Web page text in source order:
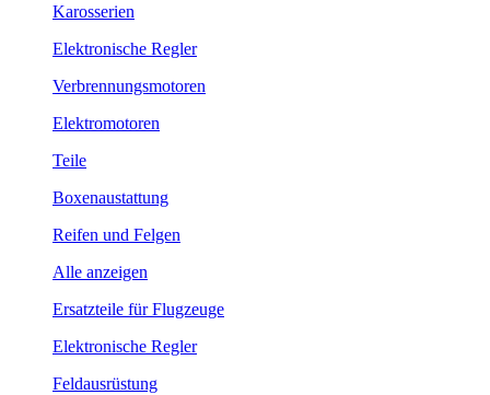
Karosserien
Elektronische Regler
Verbrennungsmotoren
Elektromotoren
Teile
Boxenaustattung
Reifen und Felgen
Alle anzeigen
Ersatzteile für Flugzeuge
Elektronische Regler
Feldausrüstung